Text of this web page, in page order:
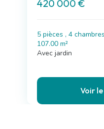
420 000 €
5 pièces , 4 chambres
107.00 m²
Avec jardin
Voir